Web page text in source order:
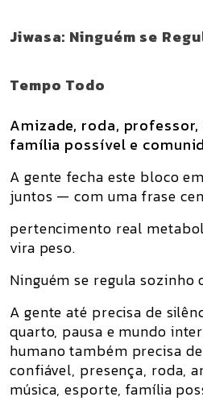
Jiwasa: Ninguém se
Tempo Todo
Amizade, roda,
família possível e
A gente fecha este bloco
juntos — com uma frase
pertencimento real
vira peso.
Ninguém se regula sozinho
A gente até precisa de
quarto, pausa e mundo
humano também precisa
confiável, presença, roda,
música, esporte, família